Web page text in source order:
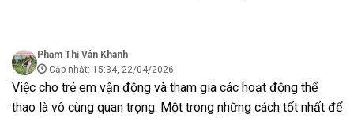
Phạm Thị Vân Khanh
Cập nhật: 15:34, 22/04/2026
Việc cho trẻ em vận động và tham gia các hoạt động thể
thao là vô cùng quan trọng. Một trong những cách tốt nhất để